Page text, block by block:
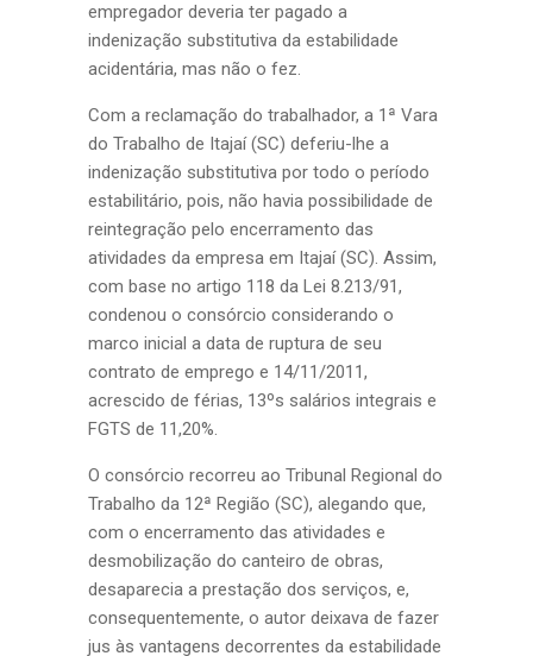
empregador deveria ter pagado a
indenização substitutiva da estabilidade
acidentária, mas não o fez.
Com a reclamação do trabalhador, a 1ª Vara
do Trabalho de Itajaí (SC) deferiu-lhe a
indenização substitutiva por todo o período
estabilitário, pois, não havia possibilidade de
reintegração pelo encerramento das
atividades da empresa em Itajaí (SC). Assim,
com base no artigo 118 da Lei 8.213/91,
condenou o consórcio considerando o
marco inicial a data de ruptura de seu
contrato de emprego e 14/11/2011,
acrescido de férias, 13ºs salários integrais e
FGTS de 11,20%.
O consórcio recorreu ao Tribunal Regional do
Trabalho da 12ª Região (SC), alegando que,
com o encerramento das atividades e
desmobilização do canteiro de obras,
desaparecia a prestação dos serviços, e,
consequentemente, o autor deixava de fazer
jus às vantagens decorrentes da estabilidade